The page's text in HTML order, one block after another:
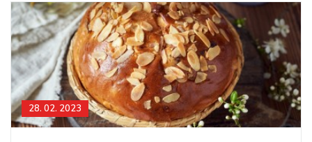
28. 02. 2023